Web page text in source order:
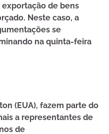
de bens
Neste caso, a
se
na quinta-feira
(EUA), fazem parte do
a representantes de
de